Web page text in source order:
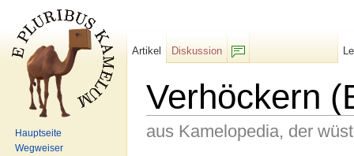
Verhöckern
aus Kamelopedia, der
Artikel
Diskussion
Hauptseite
Wegweiser